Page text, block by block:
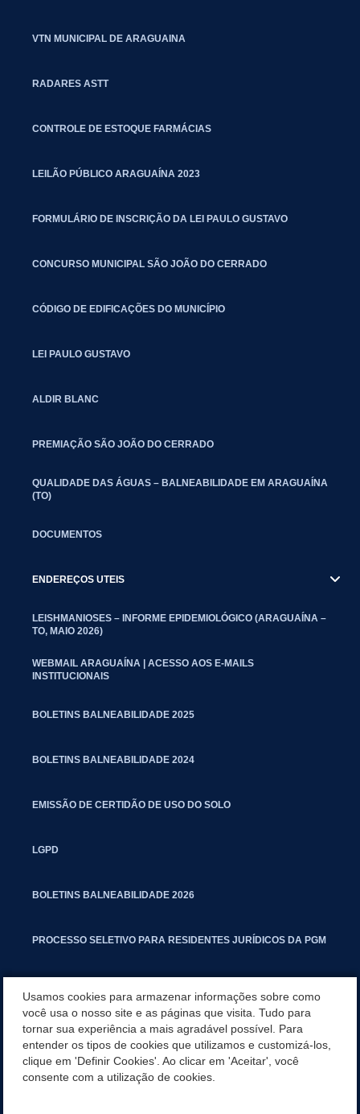
VTN MUNICIPAL DE ARAGUAINA
RADARES ASTT
CONTROLE DE ESTOQUE FARMÁCIAS
LEILÃO PÚBLICO ARAGUAÍNA 2023
FORMULÁRIO DE INSCRIÇÃO DA LEI PAULO GUSTAVO
CONCURSO MUNICIPAL SÃO JOÃO DO CERRADO
CÓDIGO DE EDIFICAÇÕES DO MUNICÍPIO
LEI PAULO GUSTAVO
ALDIR BLANC
PREMIAÇÃO SÃO JOÃO DO CERRADO
QUALIDADE DAS ÁGUAS – BALNEABILIDADE EM ARAGUAÍNA
(TO)
DOCUMENTOS
ENDEREÇOS UTEIS
LEISHMANIOSES – INFORME EPIDEMIOLÓGICO (ARAGUAÍNA –
TO, MAIO 2026)
WEBMAIL ARAGUAÍNA | ACESSO AOS E-MAILS
INSTITUCIONAIS
BOLETINS BALNEABILIDADE 2025
BOLETINS BALNEABILIDADE 2024
EMISSÃO DE CERTIDÃO DE USO DO SOLO
LGPD
BOLETINS BALNEABILIDADE 2026
PROCESSO SELETIVO PARA RESIDENTES JURÍDICOS DA PGM
MANUAL DE PROCEDIMENTOS IMOBILIÁRIOS SEINFRA
TURMINHA DO LAGO
Usamos cookies para armazenar informações sobre como
você usa o nosso site e as páginas que visita. Tudo para
tornar sua experiência a mais agradável possível. Para
entender os tipos de cookies que utilizamos e customizá-los,
clique em 'Definir Cookies'. Ao clicar em 'Aceitar', você
consente com a utilização de cookies.